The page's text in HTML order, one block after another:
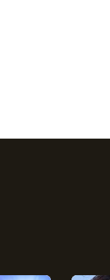
e funzionale.
davvero
i pasti e
tua famiglia, grazie